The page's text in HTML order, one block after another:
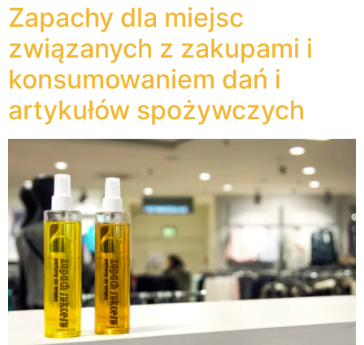
Zapachy dla miejsc
związanych z zakupami i
konsumowaniem dań i
artykułów spożywczych